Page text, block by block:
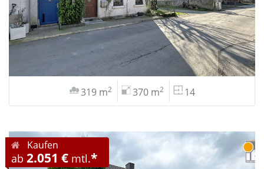
319 m2 370 m2 14
Kaufen
ab 2.051 € mtl.*